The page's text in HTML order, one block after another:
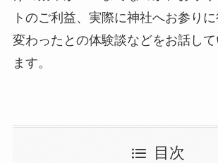
トのご利益、実際に神社へお参り
変わったとの体験談などをお話し
ます。
目次